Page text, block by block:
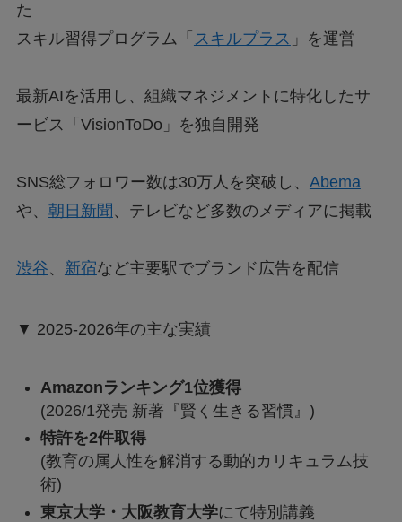
た
スキル習得プログラム「 スキルプラス 」を運営
最新AIを活用し、組織マネジメントに特化したサ
ービス「VisionToDo」を独自開発
SNS総フォロワー数は30万人を突破し、 Abema
や、 朝日新聞 、テレビなど多数のメディアに掲載
渋谷、 新宿など主要駅でブランド広告を配信
▼ 2025-2026年の主な実績
Amazonランキング1位獲得
(2026/1発売 新著『賢く生きる習慣』)
特許を2件取得
(教育の属人性を解消する動的カリキュラム技
術)
東京大学・大阪教育大学にて特別講義